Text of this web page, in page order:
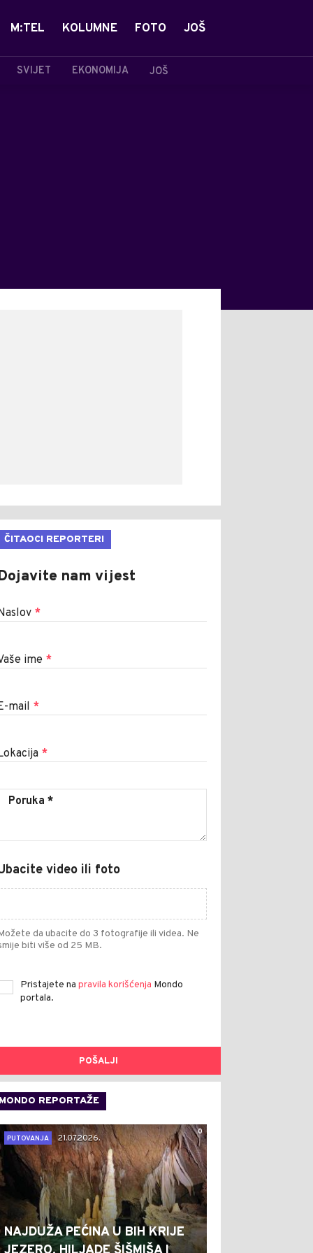
SVIJET EKONOMIJA JOŠ
M:TEL KOLUMNE FOTO JOŠ
ČITAOCI REPORTERI
nam vijest
*
ime *
mail *
*
video ili foto
da ubacite do 3 fotografije ili videa. Ne
biti više od 25 MB.
Pristajete na pravila korišćenja Mondo
portala.
POŠALJI
MONDO REPORTAŽE
0
PUTOVANJA
21.07.2026.
NAJDUŽA PEĆINA U BIH KRIJE